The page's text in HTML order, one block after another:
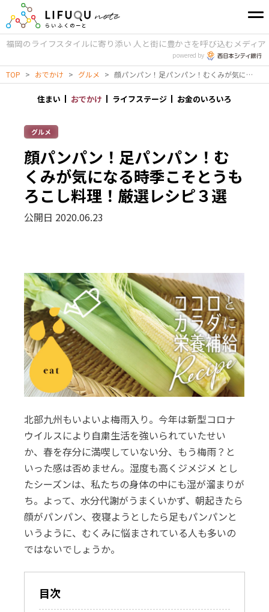
福岡のライフスタイルに寄り添い 人と街に豊かさを呼び込むメディア
powered by
TOP > おでかけ > グルメ > 顔パンパン！足パンパン！むくみが気になる時季こそとうもろこし料理！厳選レシピ３選
住まい おでかけ ライフステージ お金のいろいろ
グルメ
顔パンパン！足パンパン！む
くみが気になる時季こそとうも
ろこし料理！厳選レシピ３選
公開日 2020.06.23
北部九州もいよいよ梅雨入り。今年は新型コロナ
ウイルスにより自粛生活を強いられていたせい
か、春を存分に満喫していない分、もう梅雨？と
いった感は否めません。湿度も高くジメジメ とし
たシーズンは、私たちの身体の中にも湿が溜まりが
ち。よって、水分代謝がうまくいかず、朝起きたら
顔がパンパン、夜寝ようとしたら足もパンパンと
いうように、むくみに悩まされている人も多いの
ではないでしょうか。
目次